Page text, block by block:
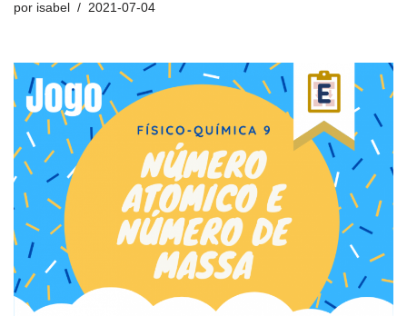
por isabel 2021-07-04